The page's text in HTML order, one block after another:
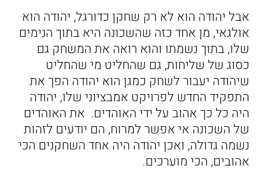
אבל יהודה הוא לא רק שחקן כדורגל, יהודה הוא
אולגאי, מן אחד כזה שהשכונה היא בתוך הנימים
שלו, בתוך נשמתו והוא רואה את המשחק גם
כסוג של שליחות, גם שהחליט מי שהחליט
שיהודה יעבור לשחק כמגן הוא יהודה הפך את
התפקיד החדש לפרויקט אמבציוני שלו, יהודה
היה כל כך אהוב על ידי האוהדים. את האוהדים
של השכונה אי אפשר למרוח, הם יודעים לזהות
נשמה גדולה, ואכן יהודה היה אחד השחקנים הכי
אהובים, הכי מוערכים.